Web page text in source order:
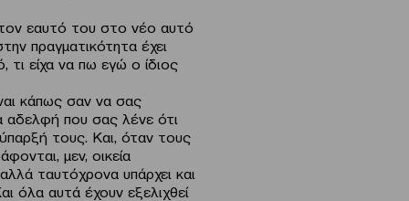
εαυτό του στο νέο αυτό
πραγματικότητα έχει
τι είχα να πω εγώ ο ίδιος
κάπως σαν να σας
που σας λένε ότι
τους. Και, όταν τους
μεν, οικεία
ταυτόχρονα υπάρχει και
όλα αυτά έχουν εξελιχθεί